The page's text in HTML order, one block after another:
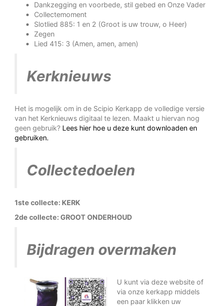
Dankzegging en voorbede, stil gebed en Onze Vader
Collectemoment
Slotlied 885: 1 en 2 (Groot is uw trouw, o Heer)
Zegen
Lied 415: 3 (Amen, amen, amen)
Kerknieuws
Het is mogelijk om in de Scipio Kerkapp de volledige versie
van het Kerknieuws digitaal te lezen. Maakt u hiervan nog
geen gebruik? Lees hier hoe u deze kunt downloaden en
gebruiken.
Collectedoelen
1ste collecte: KERK
2de collecte: GROOT ONDERHOUD
Bijdragen overmaken
U kunt via deze website of
via onze kerkapp middels
een paar klikken uw